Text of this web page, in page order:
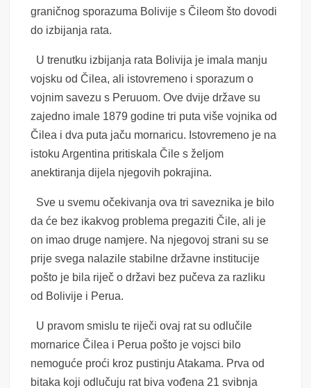
graničnog sporazuma Bolivije s Čileom što dovodi
do izbijanja rata.
U trenutku izbijanja rata Bolivija je imala manju
vojsku od Čilea, ali istovremeno i sporazum o
vojnim savezu s Peruuom. Ove dvije države su
zajedno imale 1879 godine tri puta više vojnika od
Čilea i dva puta jaču mornaricu. Istovremeno je na
istoku Argentina pritiskala Čile s željom
anektiranja dijela njegovih pokrajina.
Sve u svemu očekivanja ova tri saveznika je bilo
da će bez ikakvog problema pregaziti Čile, ali je
on imao druge namjere. Na njegovoj strani su se
prije svega nalazile stabilne državne institucije
pošto je bila riječ o državi bez pučeva za razliku
od Bolivije i Perua.
U pravom smislu te riječi ovaj rat su odlučile
mornarice Čilea i Perua pošto je vojsci bilo
nemoguće proći kroz pustinju Atakama. Prva od
bitaka koji odlučuju rat biva vođena 21 svibnja